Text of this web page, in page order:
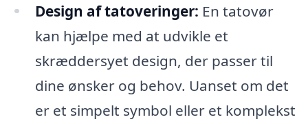
Design af tatoveringer: En tatovør
kan hjælpe med at udvikle et
skræddersyet design, der passer til
dine ønsker og behov. Uanset om det
er et simpelt symbol eller et komplekst